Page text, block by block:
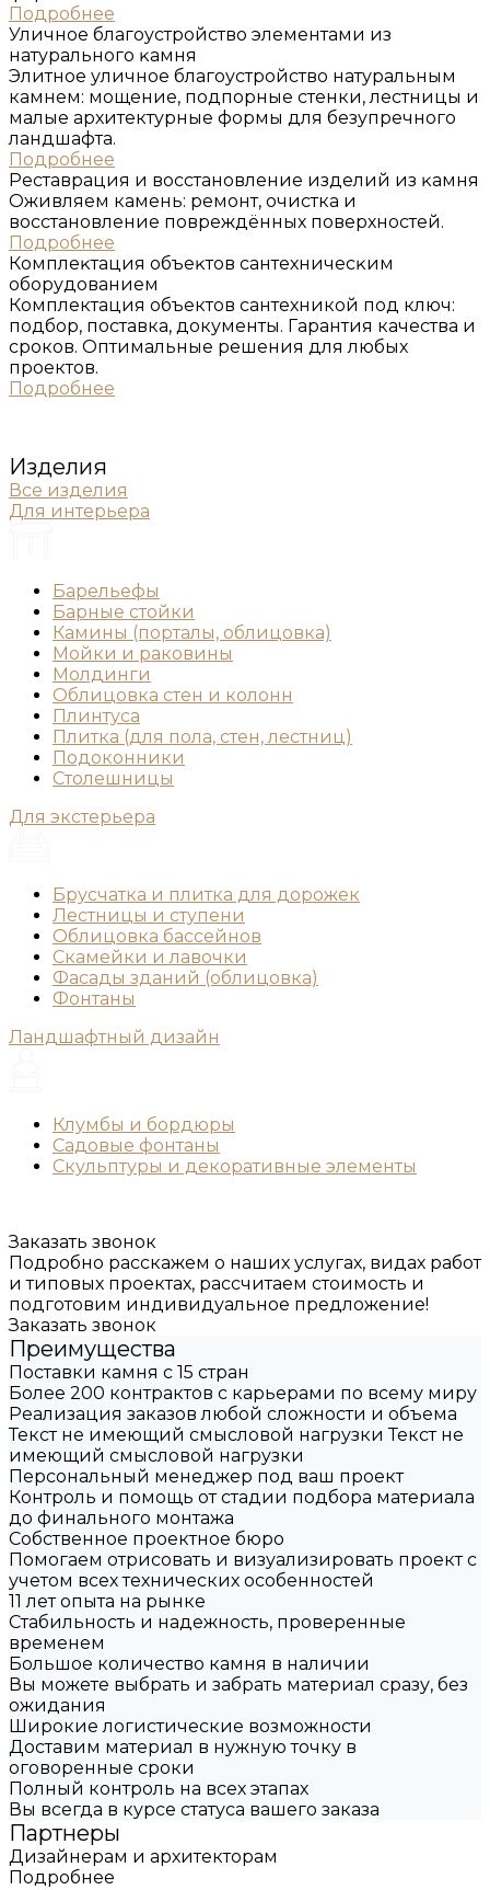
Подробнее
Уличное благоустройство элементами из
натурального ĸамня
Элитное уличное благоустройство натуральным
камнем: мощение, подпорные стенки, лестницы и
малые архитектурные формы для безупречного
ландшафта.
Подробнее
Реставрация и восстановление изделий из ĸамня
Оживляем камень: ремонт, очистка и
восстановление повреждённых поверхностей.
Подробнее
Комплеĸтация объеĸтов сантехничесĸим
оборудованием
Комплектация объектов сантехникой под ключ:
подбор, поставка, документы. Гарантия качества и
сроков. Оптимальные решения для любых
проектов.
Подробнее
Изделия
Все изделия
Для интерьера
Барельефы
Барные стойки
Камины (порталы, облицовка)
Мойки и раковины
Молдинги
Облицовка стен и колонн
Плинтуса
Плитка (для пола, стен, лестниц)
Подоконники
Столешницы
Для экстерьера
Брусчатка и плитка для дорожек
Лестницы и ступени
Облицовка бассейнов
Скамейки и лавочки
Фасады зданий (облицовка)
Фонтаны
Ландшафтный дизайн
Клумбы и бордюры
Садовые фонтаны
Скульптуры и декоративные элементы
Заказать звонок
Подробно расскажем о наших услугах, видах работ
и типовых проектах, рассчитаем стоимость и
подготовим индивидуальное предложение!
Заказать звонок
Преимущества
Поставки камня с 15 стран
Более 200 контрактов с карьерами по всему миру
Реализация заказов любой сложности и объема
Текст не имеющий смысловой нагрузки Текст не
имеющий смысловой нагрузки
Персональный менеджер под ваш проект
Контроль и помощь от стадии подбора материала
до финального монтажа
Собственное проектное бюро
Помогаем отрисовать и визуализировать проект с
учетом всех технических особенностей
11 лет опыта на рынке
Стабильность и надежность, проверенные
временем
Большое количество камня в наличии
Вы можете выбрать и забрать материал сразу, без
ожидания
Широкие логистические возможности
Доставим материал в нужную точку в
оговоренные сроки
Полный контроль на всех этапах
Вы всегда в курсе статуса вашего заказа
Партнеры
Дизайнерам и архитекторам
Подробнее